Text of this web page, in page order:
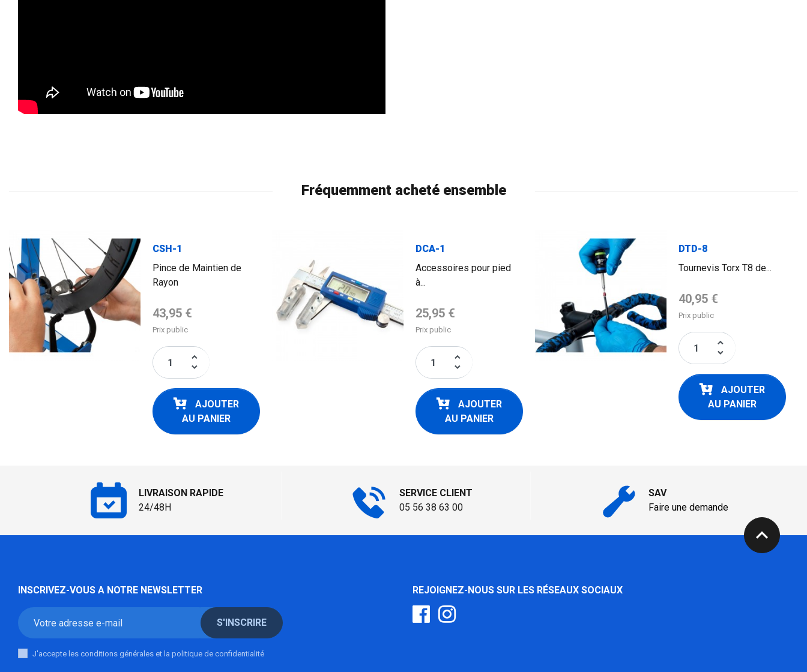
Fréquemment acheté ensemble
CSH-1
Pince de Maintien de
Rayon
Prix de base
43,95 €
Prix public
keyboard_arrow_up
keyboard_arrow_down
AJOUTER
AU PANIER
DCA-1
Accessoires pour pied
à...
Prix de base
25,95 €
Prix public
keyboard_arrow_up
keyboard_arrow_down
AJOUTER
AU PANIER
DTD-8
Tournevis Torx T8 de...
Prix de base
40,95 €
Prix public
keyboard_arrow_up
keyboard_arrow_down
AJOUTER
AU PANIER
LIVRAISON RAPIDE
24/48H
SERVICE CLIENT
05 56 38 63 00
SAV
Faire une demande
expand_less
INSCRIVEZ-VOUS A NOTRE NEWSLETTER
S'INSCRIRE
J'accepte les conditions générales et la politique de confidentialité
REJOIGNEZ-NOUS SUR LES RÉSEAUX SOCIAUX